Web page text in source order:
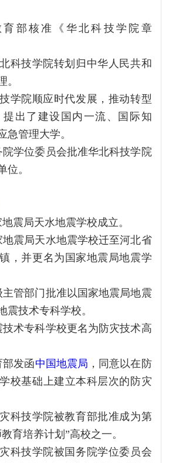
育部核准《华北科技学院章
科技学院转划归中华人民共和
。
学院顺应时代发展，推动转型
出了建设国内一流、国际知
急管理大学。
院学位委员会批准华北科技学院
位。
震局天水地震学校成立。
地震局天水地震学校迁至河北省
，并更名为国家地震局地震学
主管部门批准以国家地震局地震
震技术专科学校。
技术专科学校更名为防灾技术高
部发函中国地震局 ，同意以在防
校基础上建立本科层次的防灾
科技学院被教育部批准成为第
育培养计划”高校之一。
科技学院被国务院学位委员会